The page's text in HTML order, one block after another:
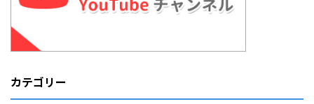
カテゴリー